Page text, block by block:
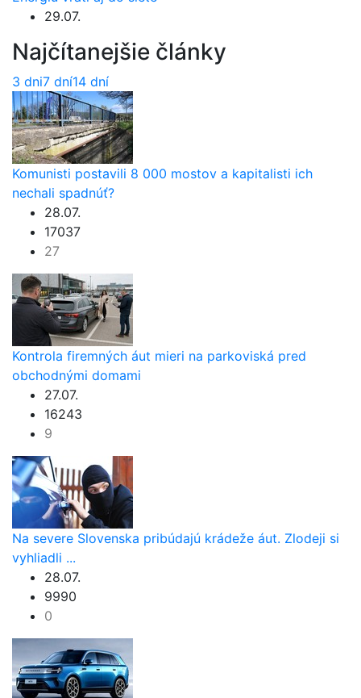
29.07.
Najčítanejšie články
3 dni7 dní14 dní
Komunisti postavili 8 000 mostov a kapitalisti ich
nechali spadnúť?
28.07.
17037
27
Kontrola firemných áut mieri na parkoviská pred
obchodnými domami
27.07.
16243
9
Na severe Slovenska pribúdajú krádeže áut. Zlodeji si
vyhliadli ...
28.07.
9990
0